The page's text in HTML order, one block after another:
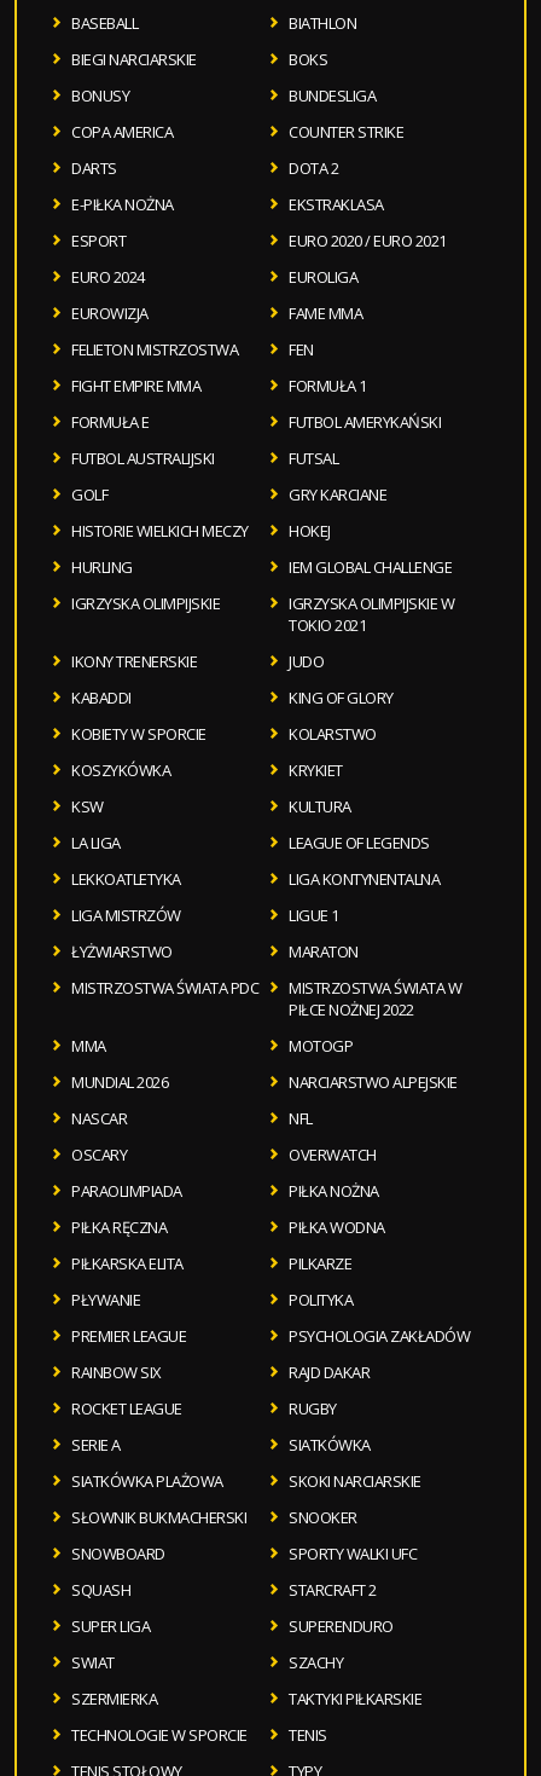
BASEBALL
BIATHLON
BIEGI NARCIARSKIE
BOKS
BONUSY
BUNDESLIGA
COPA AMERICA
COUNTER STRIKE
DARTS
DOTA 2
E-PIŁKA NOŻNA
EKSTRAKLASA
ESPORT
EURO 2020 / EURO 2021
EURO 2024
EUROLIGA
EUROWIZJA
FAME MMA
FELIETON MISTRZOSTWA
FEN
FIGHT EMPIRE MMA
FORMUŁA 1
FORMUŁA E
FUTBOL AMERYKAŃSKI
FUTBOL AUSTRALIJSKI
FUTSAL
GOLF
GRY KARCIANE
HISTORIE WIELKICH MECZY
HOKEJ
HURLING
IEM GLOBAL CHALLENGE
IGRZYSKA OLIMPIJSKIE
IGRZYSKA OLIMPIJSKIE W
TOKIO 2021
IKONY TRENERSKIE
JUDO
KABADDI
KING OF GLORY
KOBIETY W SPORCIE
KOLARSTWO
KOSZYKÓWKA
KRYKIET
KSW
KULTURA
LA LIGA
LEAGUE OF LEGENDS
LEKKOATLETYKA
LIGA KONTYNENTALNA
LIGA MISTRZÓW
LIGUE 1
ŁYŻWIARSTWO
MARATON
MISTRZOSTWA ŚWIATA PDC
MISTRZOSTWA ŚWIATA W
PIŁCE NOŻNEJ 2022
MMA
MOTOGP
MUNDIAL 2026
NARCIARSTWO ALPEJSKIE
NASCAR
NFL
OSCARY
OVERWATCH
PARAOLIMPIADA
PIŁKA NOŻNA
PIŁKA RĘCZNA
PIŁKA WODNA
PIŁKARSKA ELITA
PILKARZE
PŁYWANIE
POLITYKA
PREMIER LEAGUE
PSYCHOLOGIA ZAKŁADÓW
RAINBOW SIX
RAJD DAKAR
ROCKET LEAGUE
RUGBY
SERIE A
SIATKÓWKA
SIATKÓWKA PLAŻOWA
SKOKI NARCIARSKIE
SŁOWNIK BUKMACHERSKI
SNOOKER
SNOWBOARD
SPORTY WALKI UFC
SQUASH
STARCRAFT 2
SUPER LIGA
SUPERENDURO
SWIAT
SZACHY
SZERMIERKA
TAKTYKI PIŁKARSKIE
TECHNOLOGIE W SPORCIE
TENIS
TENIS STOŁOWY
TYPY